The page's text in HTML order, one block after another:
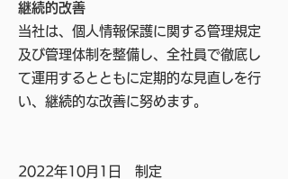
継続的改善
当社は、個人情報保護に関する管理規定
及び管理体制を整備し、全社員で徹底し
て運用するとともに定期的な見直しを行
い、継続的な改善に努めます。
2022年10月1日 制定